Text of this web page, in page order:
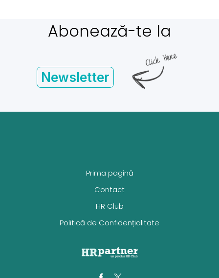
Abonează-te la
Newsletter
Prima pagină
Contact
HR Club
Politică de Confidențialitate